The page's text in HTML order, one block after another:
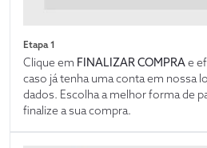
Etapa 1
Clique em FINALIZAR COMPRAe
caso já tenha uma conta em nossa
dados. Escolha a melhor forma de
finalize a sua compra.